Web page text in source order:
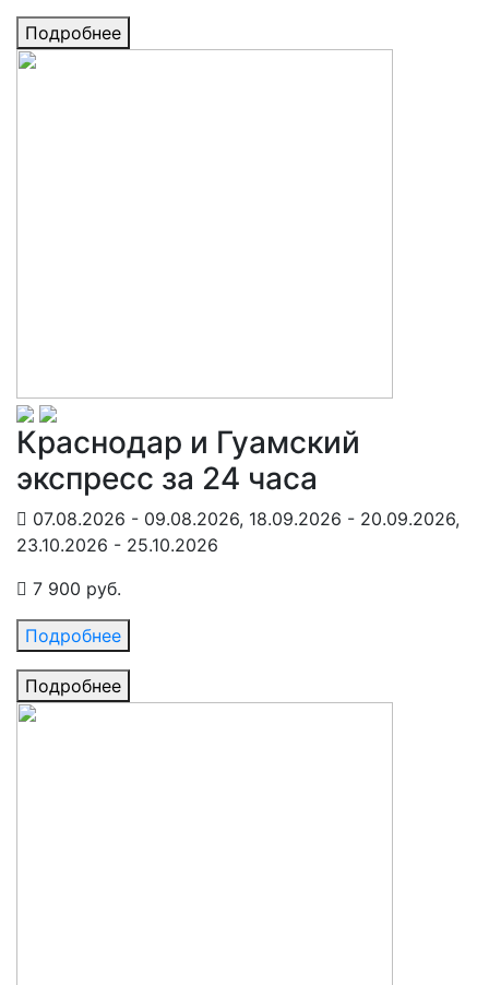
Подробнее
Краснодар и Гуамский
экспресс за 24 часа
07.08.2026 - 09.08.2026, 18.09.2026 - 20.09.2026,
23.10.2026 - 25.10.2026
7 900 руб.
Подробнее
Подробнее